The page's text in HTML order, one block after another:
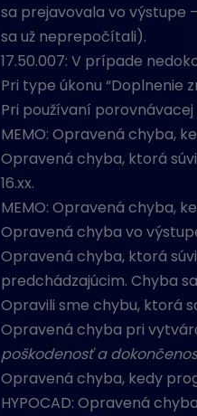
sa prejavovala vo výstupe
sa už neprepočítali).
17.50.007: V prípade
Pri type úkonu “Doplnenie
Pri používaní
MEMO: Opravená chyba,
Opravená chyba, ktorá
16.xx.
MEMO: Opravená chyba,
Opravená chyba vo
Opravená chyba, ktorá
predchádzajúcim. Chyba
Opravili sme chybu, ktorá
Opravená chyba pri
poškodenosť a
Opravená chyba, kedy
HYPOCAD: Opravená